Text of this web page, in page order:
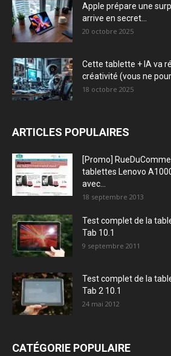
Apple prépare une
arrive en secret...
20 octobre 2025
Cette tablette + IA va
créativité (vous ne
18 octobre 2025
ARTICLES POPULAIRES
[Promo]
tablettes Lenovo
avec...
18 septembre 2013
Test complet de la
Tab 10.1
9 septembre 2011
Test complet de la
Tab 2 10.1
24 mai 2012
CATÉGORIE POPULAIRE